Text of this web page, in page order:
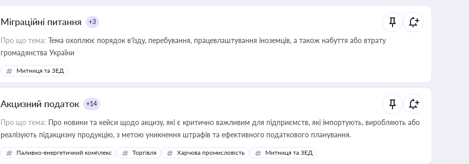
Міграційні питання +3
Про що тема: Тема охоплює порядок в’їзду, перебування, працевлаштування іноземців, а також набуття або втрату
громадянства України
Митниця та ЗЕД
Акцизний податок +14
Про що тема: Про новини та кейси щодо акцизу, які є критично важливим для підприємств, які імпортують, виробляють або
реалізують підакцизну продукцію, з метою уникнення штрафів та ефективного податкового планування.
Паливно-енергетичний комплекс Торгівля Харчова промисловість Митниця та ЗЕД